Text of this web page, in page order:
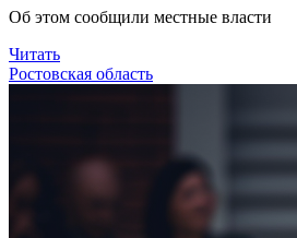
Об этом сообщили местные власти
Читать
Ростовская область